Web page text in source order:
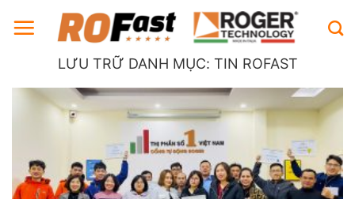
qua
LƯU TRỮ DANH MỤC: TIN ROFAST